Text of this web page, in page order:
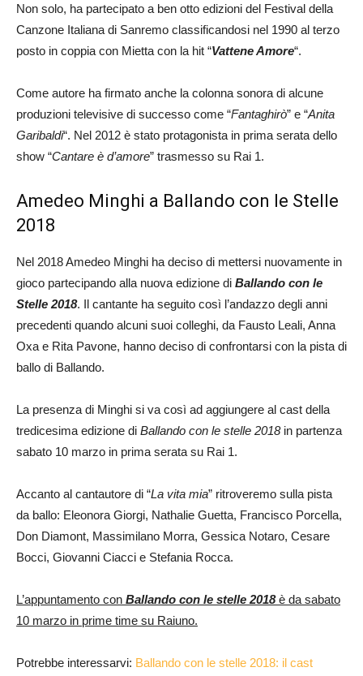
Non solo, ha partecipato a ben otto edizioni del Festival della
Canzone Italiana di Sanremo classificandosi nel 1990 al terzo
posto in coppia con Mietta con la hit “Vattene Amore“.
Come autore ha firmato anche la colonna sonora di alcune
produzioni televisive di successo come “Fantaghirò” e “Anita
Garibaldi“. Nel 2012 è stato protagonista in prima serata dello
show “Cantare è d’amore” trasmesso su Rai 1.
Amedeo Minghi a Ballando con le Stelle
2018
Nel 2018 Amedeo Minghi ha deciso di mettersi nuovamente in
gioco partecipando alla nuova edizione di Ballando con le
Stelle 2018. Il cantante ha seguito così l’andazzo degli anni
precedenti quando alcuni suoi colleghi, da Fausto Leali, Anna
Oxa e Rita Pavone, hanno deciso di confrontarsi con la pista di
ballo di Ballando.
La presenza di Minghi si va così ad aggiungere al cast della
tredicesima edizione di Ballando con le stelle 2018in partenza
sabato 10 marzo in prima serata su Rai 1.
Accanto al cantautore di “La vita mia” ritroveremo sulla pista
da ballo: Eleonora Giorgi, Nathalie Guetta, Francisco Porcella,
Don Diamont, Massimilano Morra, Gessica Notaro, Cesare
Bocci, Giovanni Ciacci e Stefania Rocca.
L’appuntamento con Ballando con le stelle 2018è da sabato
10 marzo in prime time su Raiuno.
Potrebbe interessarvi: Ballando con le stelle 2018: il cast